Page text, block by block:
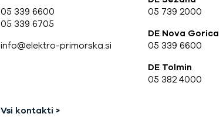
05 339 6600
05 339 6705
info@elektro-primorska.si
05 739 2000
DE Nova Gorica
05 339 6600
DE Tolmin
05 382 4000
Vsi kontakti >